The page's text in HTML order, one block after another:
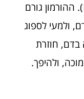
את הפרשת הורמון הפרתירואיד (PTH). ההורמון גורם
ולמעי לספוג
בדם, חוזרת
ולהיפך.